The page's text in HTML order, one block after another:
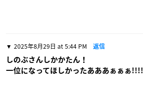
2025年8月29日 at 5:44 PM 返信
しのぶさんしかかたん！
一位になってほしかったあああぁぁぁ!!!!